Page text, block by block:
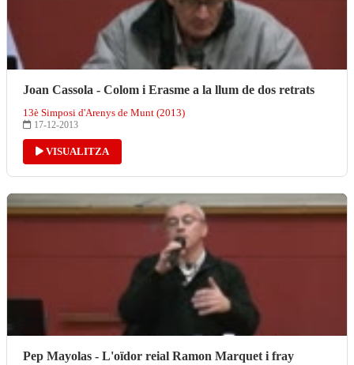
Joan Cassola - Colom i Erasme a la llum de dos retrats
13è Simposi d'Arenys de Munt (2013)
17-12-2013
VISUALITZA
Pep Mayolas - L'oïdor reial Ramon Marquet i fray